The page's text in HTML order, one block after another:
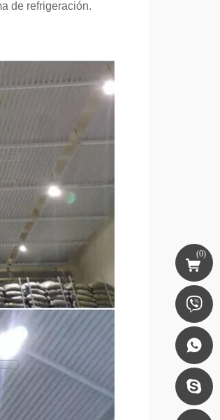
de refrigeración.
(0)